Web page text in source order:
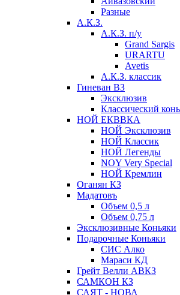
Разные
А.К.З.
А.К.З. п/у
Grand Sargis
URARTU
Avetis
А.К.З. классик
Гиневан ВЗ
Эксклюзив
Классический
НОЙ ЕКВВКА
НОЙ Эксклюзив
НОЙ Классик
НОЙ Легенды
NOY Very Speсial
НОЙ Кремлин
Оганян КЗ
Мадатовъ
Объем 0,5 л
Объем 0,75 л
Эксклюзивные Коньяки
Подарочные Коньяки
СИС Алко
Мараси КД
Грейт Велли АВКЗ
САМКОН КЗ
САЯТ - НОВА